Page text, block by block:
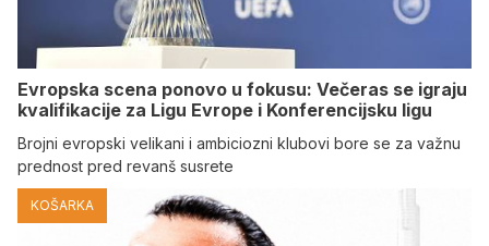
Evropska scena ponovo u fokusu: Večeras se igraju
kvalifikacije za Ligu Evrope i Konferencijsku ligu
Brojni evropski velikani i ambiciozni klubovi bore se za važnu
prednost pred revanš susrete
KOŠARKA